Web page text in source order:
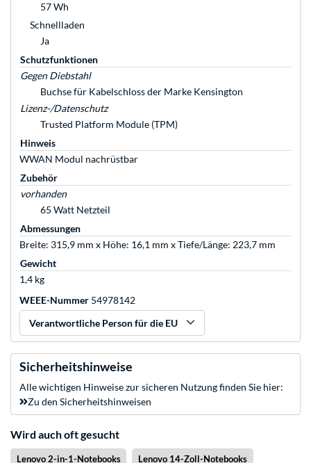
57 Wh
Schnellladen
Ja
Schutzfunktionen
Gegen Diebstahl
Buchse für Kabelschloss der Marke Kensington
Lizenz-/Datenschutz
Trusted Platform Module (TPM)
Hinweis
WWAN Modul nachrüstbar
Zubehör
vorhanden
65 Watt Netzteil
Abmessungen
Breite: 315,9 mm x Höhe: 16,1 mm x Tiefe/Länge: 223,7 mm
Gewicht
1,4 kg
WEEE-Nummer 54978142
Verantwortliche Person für die EU
Sicherheitshinweise
Alle wichtigen Hinweise zur sicheren Nutzung finden Sie hier:
Zu den Sicherheitshinweisen
Wird auch oft gesucht
Lenovo 2-in-1-Notebooks Lenovo 14-Zoll-Notebooks